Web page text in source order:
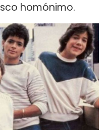
homónimo.